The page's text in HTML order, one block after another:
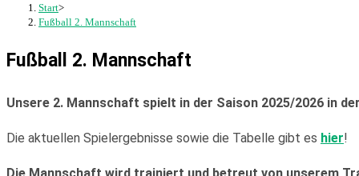
Start>
Fußball 2. Mannschaft
Fußball 2. Mannschaft
Unsere 2. Mannschaft spielt in der Saison 2025/2026 in
Die aktuellen Spielergebnisse sowie die Tabelle gibt es hier!